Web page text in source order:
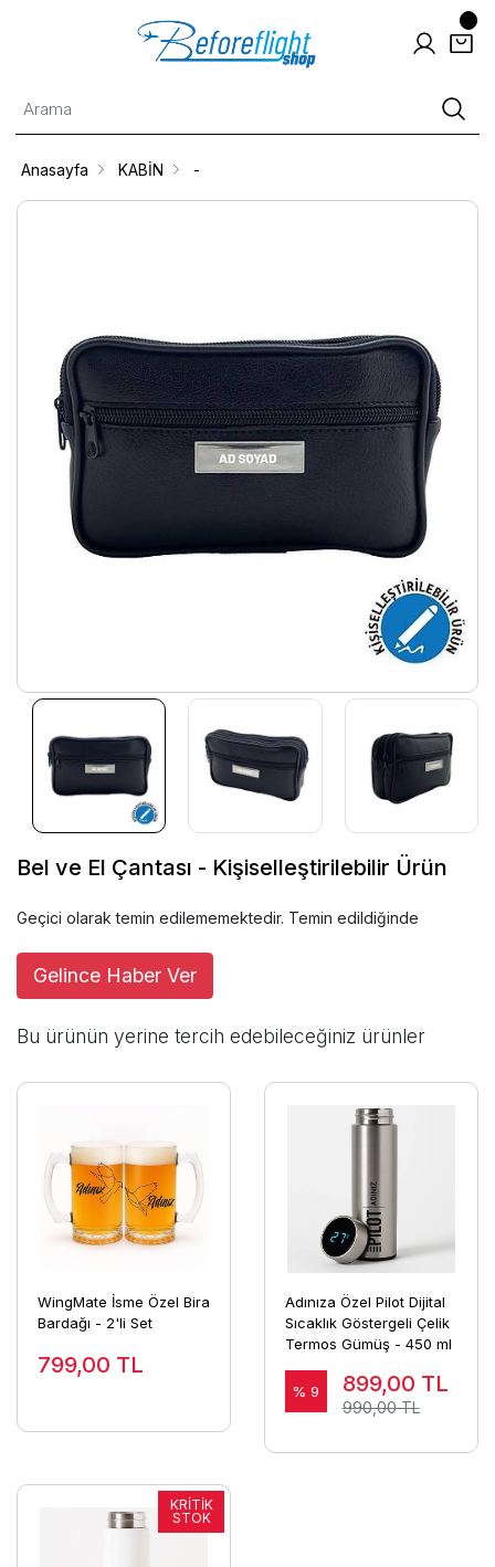
Anasayfa KABİN -
Bel ve El Çantası - Kişiselleştirilebilir Ürün
Geçici olarak temin edilememektedir. Temin edildiğinde
Gelince Haber Ver
Bu ürünün yerine tercih edebileceğiniz ürünler
WingMate İsme Özel Bira
Bardağı - 2'li Set
799,00 TL
Adınıza Özel Pilot Dijital
Sıcaklık Göstergeli Çelik
Termos Gümüş - 450 ml
% 9 899,00 TL
990,00 TL